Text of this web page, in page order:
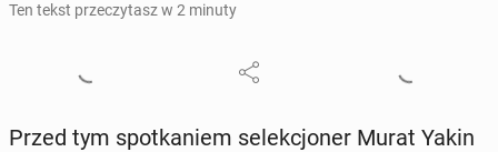
Ten tekst przeczytasz w 2 minuty
Przed tym spo­tka­niem se­lek­cjo­ner Murat Yakin